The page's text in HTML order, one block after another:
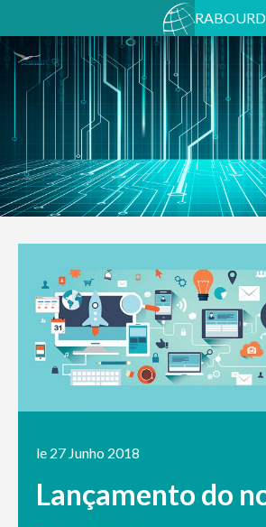
le 27 Junho 2018
Lançamento do